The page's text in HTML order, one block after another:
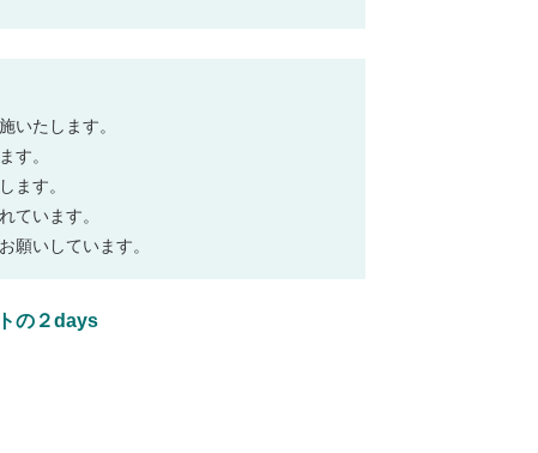
いたします。
す。
ます。
ています。
願いしています。
の２days